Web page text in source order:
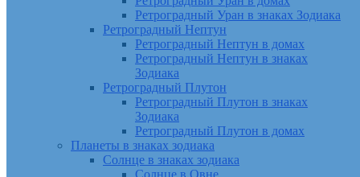
Ретроградный Уран в знаках Зодиака
Ретроградный Нептун
Ретроградный Нептун в домах
Ретроградный Нептун в знаках
Зодиака
Ретроградный Плутон
Ретроградный Плутон в знаках
Зодиака
Ретроградный Плутон в домах
Планеты в знаках зодиака
Солнце в знаках зодиака
Солнце в Овне